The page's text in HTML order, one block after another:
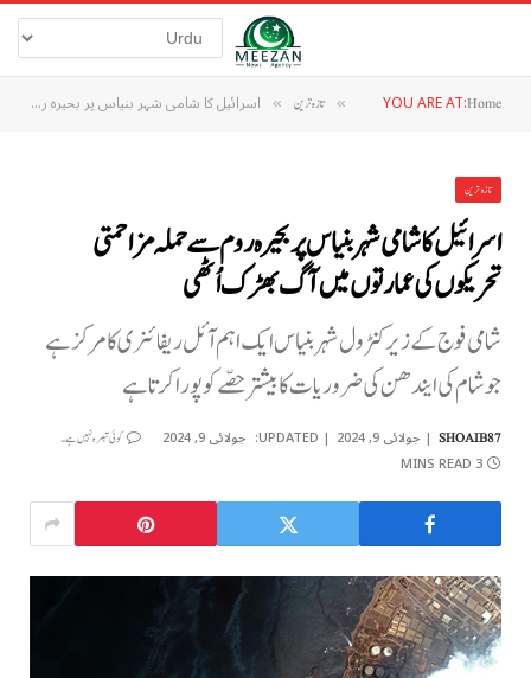
YOU ARE AT:Home
» تازہ ترین » اسرائیل کا شامی شہر بنیاس پر بحیرہ روم سے حملہ مزاحمتی تحریکوں کی عمارتوں میں آگ بھڑک اُٹھی
تازہ ترین
اسرائیل کا شامی شہر بنیاس پر بحیرہ روم سے حملہ مزاحمتی
تحریکوں کی عمارتوں میں آگ بھڑک اُٹھی
شامی فوج کے زیر کنٹرول شہر بنیاس ایک اہم آئل ریفائنری کا مرکز ہے
جو شام کی ایندھن کی ضروریات کا بیشتر حصّے کو پورا کرتا ہے
SHOAIB87 جولائی 9, 2024 UPDATED: جولائی 9, 2024 کوئی تبصرہ نہیں ہے۔
3 MINS READ